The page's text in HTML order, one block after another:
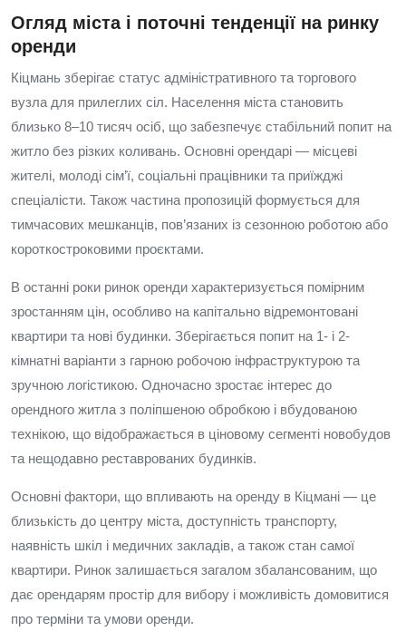
Огляд міста і поточні тенденції на ринку
оренди
Кіцмань зберігає статус адміністративного та торгового
вузла для прилеглих сіл. Населення міста становить
близько 8–10 тисяч осіб, що забезпечує стабільний попит на
житло без різких коливань. Основні орендарі — місцеві
жителі, молоді сім’ї, соціальні працівники та приїжджі
спеціалісти. Також частина пропозицій формується для
тимчасових мешканців, пов’язаних із сезонною роботою або
короткостроковими проєктами.
В останні роки ринок оренди характеризується помірним
зростанням цін, особливо на капітально відремонтовані
квартири та нові будинки. Зберігається попит на 1- і 2-
кімнатні варіанти з гарною робочою інфраструктурою та
зручною логістикою. Одночасно зростає інтерес до
орендного житла з поліпшеною обробкою і вбудованою
технікою, що відображається в ціновому сегменті новобудов
та нещодавно реставрованих будинків.
Основні фактори, що впливають на оренду в Кіцмані — це
близькість до центру міста, доступність транспорту,
наявність шкіл і медичних закладів, а також стан самої
квартири. Ринок залишається загалом збалансованим, що
дає орендарям простір для вибору і можливість домовитися
про терміни та умови оренди.